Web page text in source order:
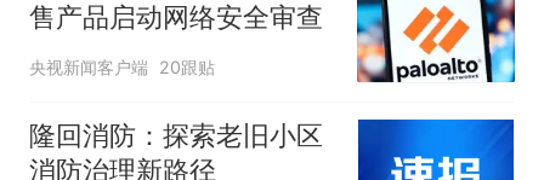
售产品启动网络安全审查
央视新闻客户端 20跟贴
隆回消防：探索老旧小区
消防治理新路径